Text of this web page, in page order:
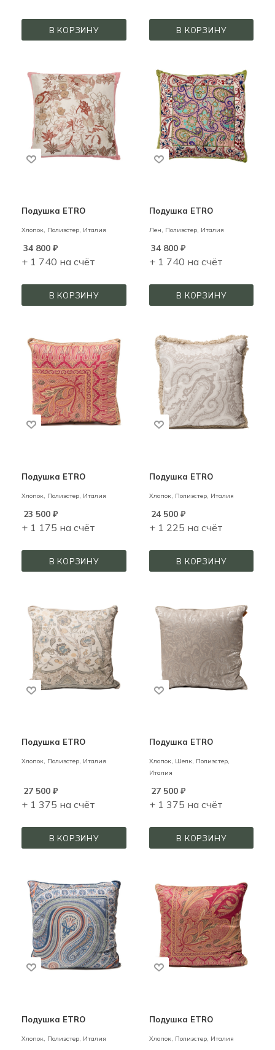
В КОРЗИНУ В КОРЗИНУ
Подушка ETRO
Хлопок, Полиэстер, Италия
34 800 ₽
+ 1 740 на счёт
В КОРЗИНУ
Подушка ETRO
Лен, Полиэстер, Италия
34 800₽
+ 1 740 на счёт
В КОРЗИНУ
Подушка ETRO
Хлопок, Полиэстер, Италия
23 500 ₽
+ 1 175 на счёт
В КОРЗИНУ
Подушка ETRO
Хлопок, Полиэстер, Италия
24 500₽
+ 1 225 на счёт
В КОРЗИНУ
Подушка ETRO
Хлопок, Полиэстер, Италия
27 500 ₽
+ 1 375 на счёт
В КОРЗИНУ
Подушка ETRO
Хлопок, Шелк, Полиэстер,
Италия
27 500₽
+ 1 375 на счёт
В КОРЗИНУ
Подушка ETRO
Хлопок, Полиэстер, Италия
Подушка ETRO
Хлопок, Полиэстер, Италия